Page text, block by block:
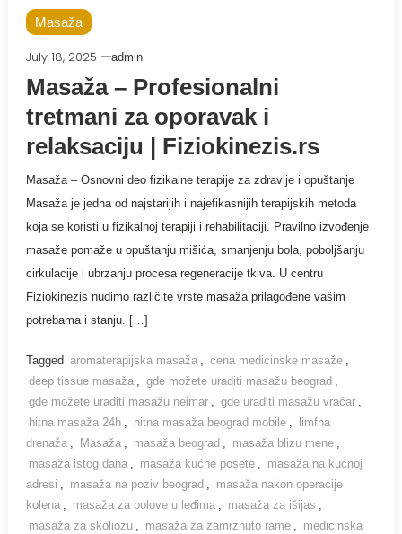
Masaža
July 18, 2025 admin
Masaža – Profesionalni
tretmani za oporavak i
relaksaciju | Fiziokinezis.rs
Masaža – Osnovni deo fizikalne terapije za zdravlje i opuštanje
Masaža je jedna od najstarijih i najefikasnijih terapijskih metoda
koja se koristi u fizikalnoj terapiji i rehabilitaciji. Pravilno izvođenje
masaže pomaže u opuštanju mišića, smanjenju bola, poboljšanju
cirkulacije i ubrzanju procesa regeneracije tkiva. U centru
Fiziokinezis nudimo različite vrste masaža prilagođene vašim
potrebama i stanju. […]
Tagged aromaterapijska masaža , cena medicinske masaže ,
deep tissue masaža , gde možete uraditi masažu beograd ,
gde možete uraditi masažu neimar , gde uraditi masažu vračar ,
hitna masaža 24h , hitna masaža beograd mobile ,
limfna
drenaža , Masaža , masaža beograd , masaža blizu mene ,
masaža istog dana , masaža kućne posete , masaža na kućnoj
adresi , masaža na poziv beograd , masaža nakon operacije
kolena , masaža za bolove u leđima , masaža za išijas ,
masaža za skoliozu , masaža za zamrznuto rame , medicinska